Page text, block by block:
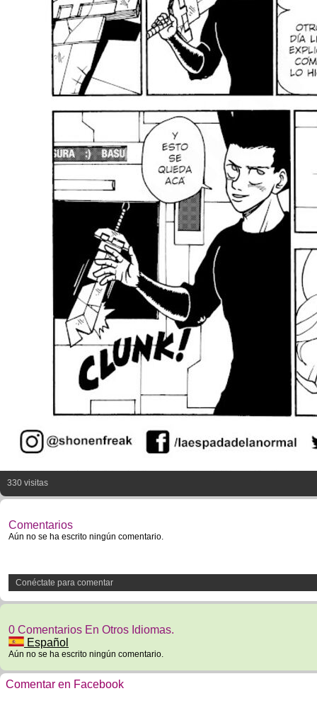
330 visitas
Comentarios
Aún no se ha escrito ningún comentario.
Conéctate para comentar
0 Comentarios En Otros Idiomas.
Español
Aún no se ha escrito ningún comentario.
Comentar en Facebook